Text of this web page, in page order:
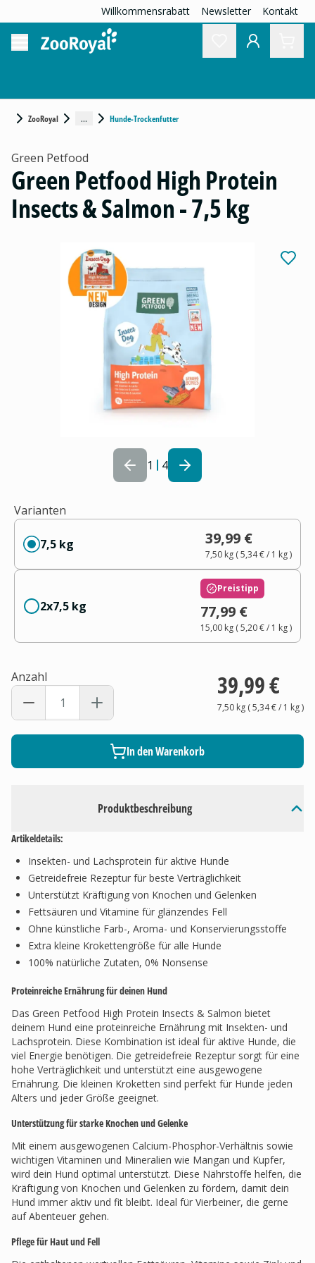
Willkommensrabatt Newsletter Kontakt
ZooRoyal ... Hunde-Trockenfutter
1 4
Produktbeschreibung
Artikeldetails:
Insekten- und Lachsprotein für aktive Hunde
Getreidefreie Rezeptur für beste Verträglichkeit
Unterstützt Kräftigung von Knochen und Gelenken
Fettsäuren und Vitamine für glänzendes Fell
Ohne künstliche Farb-, Aroma- und Konservierungsstoffe
Extra kleine Krokettengröße für alle Hunde
100% natürliche Zutaten, 0% Nonsense
Proteinreiche Ernährung für deinen Hund
Das Green Petfood High Protein Insects & Salmon bietet
deinem Hund eine proteinreiche Ernährung mit Insekten- und
Lachsprotein. Diese Kombination ist ideal für aktive Hunde, die
viel Energie benötigen. Die getreidefreie Rezeptur sorgt für eine
hohe Verträglichkeit und unterstützt eine ausgewogene
Ernährung. Die kleinen Kroketten sind perfekt für Hunde jeden
Alters und jeder Größe geeignet.
Unterstützung für starke Knochen und Gelenke
Mit einem ausgewogenen Calcium-Phosphor-Verhältnis sowie
wichtigen Vitaminen und Mineralien wie Mangan und Kupfer,
wird dein Hund optimal unterstützt. Diese Nährstoffe helfen, die
Kräftigung von Knochen und Gelenken zu fördern, damit dein
Hund immer aktiv und fit bleibt. Ideal für Vierbeiner, die gerne
auf Abenteuer gehen.
Pflege für Haut und Fell
Green Petfood
Green Petfood High Protein
Insects & Salmon - 7,5 kg
Varianten
7,5 kg 39,99 €
7,50 kg(5,34 €/ 1 kg)
2x7,5 kg
Preistipp
77,99 €
15,00 kg(5,20 €/ 1 kg)
Anzahl 39,99 €
7,50 kg(5,34 €/ 1 kg)
In den Warenkorb